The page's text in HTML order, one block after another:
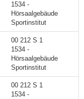
1534 -
Hörsaalgebäude
Sportinstitut
00 212 S 1
1534 -
Hörsaalgebäude
Sportinstitut
00 212 S 1
1534 -